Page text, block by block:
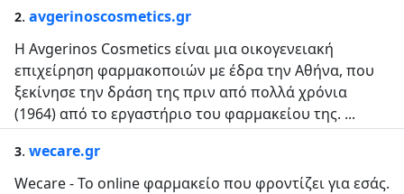
2. avgerinoscosmetics.gr
Η Avgerinos Cosmetics είναι µια οικογενειακή
επιχείρηση φαρμακοποιών με έδρα την Αθήνα, που
ξεκίνησε την δράση της πριν από πολλά χρόνια
(1964) από το εργαστήριο του φαρμακείου της. ...
3. wecare.gr
Wecare - To online φαρμακείο που φροντίζει για εσάς.